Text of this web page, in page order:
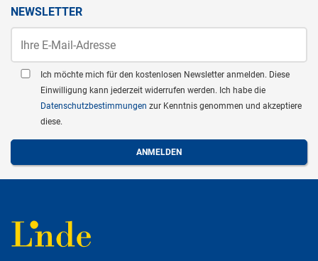
NEWSLETTER
Ich möchte mich für den kostenlosen Newsletter anmelden. Diese
Einwilligung kann jederzeit widerrufen werden. Ich habe die
Datenschutzbestimmungen zur Kenntnis genommen und akzeptiere
diese.